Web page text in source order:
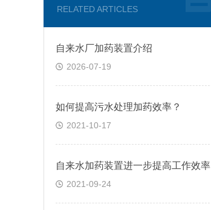
RELATED ARTICLES
自来水厂加药装置介绍
2026-07-19
如何提高污水处理加药效率？
2021-10-17
自来水加药装置进一步提高工作效率
2021-09-24